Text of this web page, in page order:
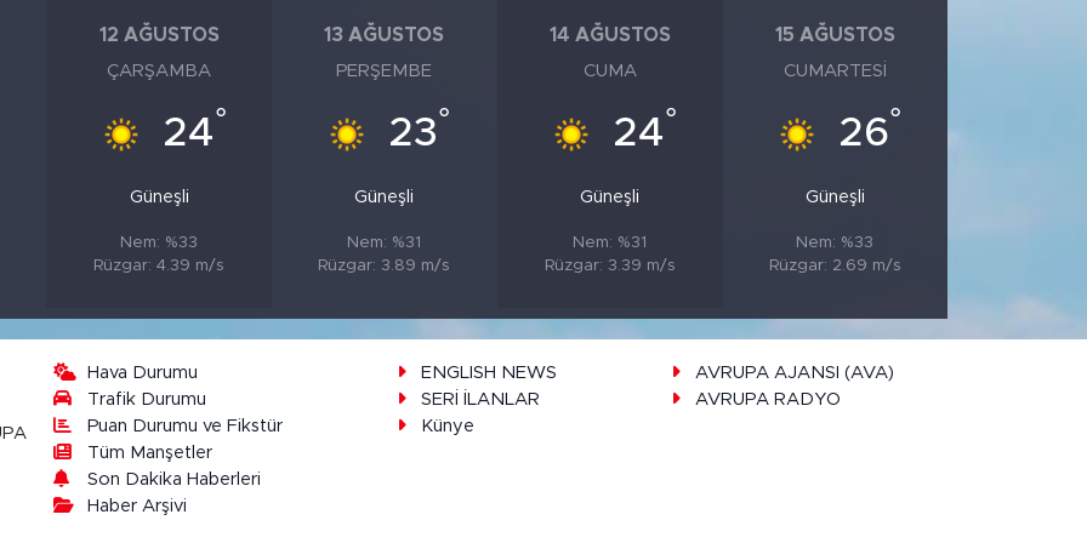
12 AĞUSTOS
ÇARŞAMBA
24°
Güneşli
Nem: %33
Rüzgar: 4.39 m/s
13 AĞUSTOS
PERŞEMBE
23°
Güneşli
Nem: %31
Rüzgar: 3.89 m/s
14 AĞUSTOS
CUMA
24°
Güneşli
Nem: %31
Rüzgar: 3.39 m/s
15 AĞUSTOS
CUMARTESI
26°
Güneşli
Nem: %33
Rüzgar: 2.69 m/s
Hava Durumu
Trafik Durumu
Puan Durumu ve Fikstür
Tüm Manşetler
Son Dakika Haberleri
Haber Arşivi
ENGLISH NEWS
AVRUPA AJANSI (AVA)
SERİ İLANLAR
AVRUPA RADYO
Künye